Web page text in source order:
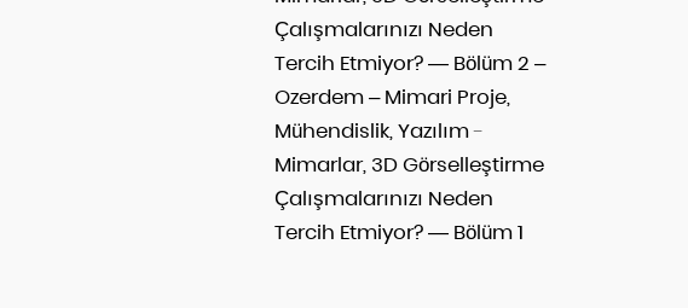
Çalışmalarınızı Neden
Tercih Etmiyor? — Bölüm 2 –
Ozerdem – Mimari Proje,
Mühendislik, Yazılım-
Mimarlar, 3D Görselleştirme
Çalışmalarınızı Neden
Tercih Etmiyor? — Bölüm 1